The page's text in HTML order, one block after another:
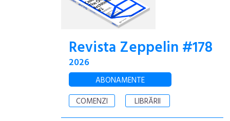
Revista Zeppelin #178
2026
ABONAMENTE
COMENZI
LIBRĂRII